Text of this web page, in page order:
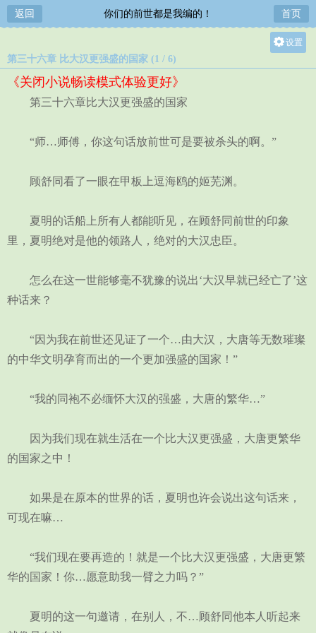
返回 你们的前世都是我编的！ 首页
设置
第三十六章 比大汉更强盛的国家 (1 / 6)
《关闭小说畅读模式体验更好》
第三十六章比大汉更强盛的国家
“师…师傅，你这句话放前世可是要被杀头的啊。”
顾舒同看了一眼在甲板上逗海鸥的姬芜渊。
夏明的话船上所有人都能听见，在顾舒同前世的印象
里，夏明绝对是他的领路人，绝对的大汉忠臣。
怎么在这一世能够毫不犹豫的说出‘大汉早就已经亡了’这
种话来？
“因为我在前世还见证了一个…由大汉，大唐等无数璀璨
的中华文明孕育而出的一个更加强盛的国家！”
“我的同袍不必缅怀大汉的强盛，大唐的繁华…”
因为我们现在就生活在一个比大汉更强盛，大唐更繁华
的国家之中！
如果是在原本的世界的话，夏明也许会说出这句话来，
可现在嘛…
“我们现在要再造的！就是一个比大汉更强盛，大唐更繁
华的国家！你…愿意助我一臂之力吗？”
夏明的这一句邀请，在别人，不…顾舒同他本人听起来